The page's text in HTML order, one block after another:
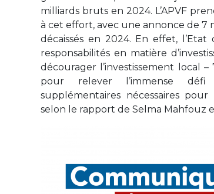
milliards bruts en 2024. L’APVF
à cet effort, avec une annonce de 7
décaissés en 2024. En effet,
responsabilités en matière
décourager l’investissement local
pour relever l’immense
supplémentaires nécessaires
selon le rapport de Selma Mahfouz